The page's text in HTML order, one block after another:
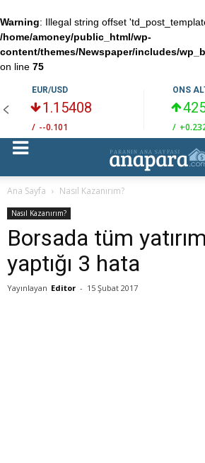
Warning: Illegal string offset
/home/amoney/public_html/wp-
content/themes/Newspaper/includes/
on line 75
EUR/USD
1.15408
/ --0.101
ONS
/
Ana Sayfa Nasıl Kazanırım?
Nasıl Kazanırım?
Borsada tüm
yaptığı 3 hata
Yayınlayan Editor - 15 Şubat 2017